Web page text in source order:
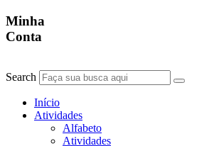
Minha
Conta
Search
Início
Atividades
Alfabeto
Atividades